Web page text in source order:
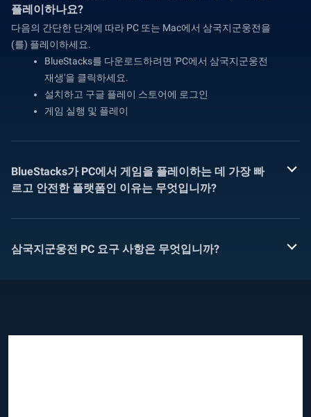
플레이하나요?
다음의 간단한 단계에 따라 PC 또는 Mac에서 삼국지군웅전을
(를) 플레이하세요.
BlueStacks를 다운로드하려면 'PC에서 삼국지군웅전
재생'을 클릭하세요.
설치하고 구글 플레이 스토어에 로그인
게임 실행 및 플레이
BlueStacks가 PC에서 게임을 플레이하는 데 가장 빠
르고 안전한 플랫폼인 이유는 무엇입니까?
삼국지군웅전 PC 요구 사항은 무엇입니까?